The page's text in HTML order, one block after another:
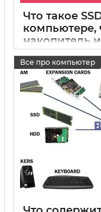
Что такое
компьютере,
накопитель
15 05 2025 0
Все про компьютер